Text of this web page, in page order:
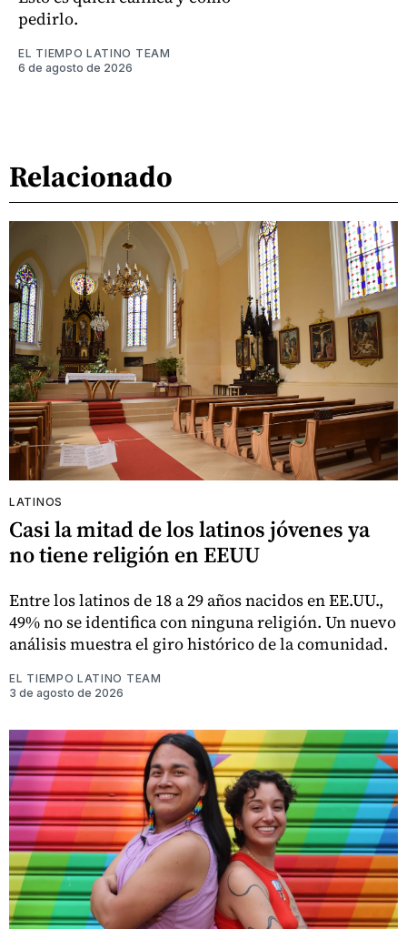
pedirlo.
EL TIEMPO LATINO TEAM
6 de agosto de 2026
Relacionado
LATINOS
Casi la mitad de los latinos jóvenes ya
no tiene religión en EEUU
Entre los latinos de 18 a 29 años nacidos en EE.UU.,
49% no se identifica con ninguna religión. Un nuevo
análisis muestra el giro histórico de la comunidad.
EL TIEMPO LATINO TEAM
3 de agosto de 2026